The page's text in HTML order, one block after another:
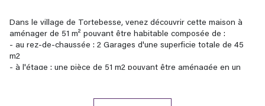
Dans le village de Tortebesse, venez découvrir cette maison à
aménager de 51 m² pouvant être habitable composée de :
- au rez-de-chaussée : 2 Garages d'une superficie totale de 45
m2
- à l'étage : une pièce de 51 m2 pouvant être aménagée en un
surface habitable et un grenier.